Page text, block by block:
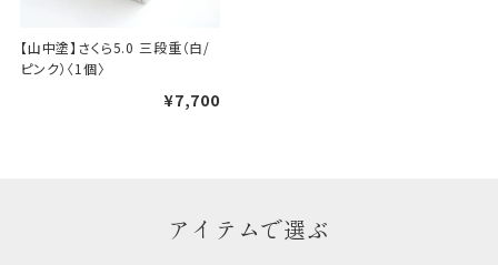
手提袋はお付けできません。
ギフト袋について
【山中塗】さくら5.0 三段重（白/
ピンク）〈1個〉
¥7,700
アイテムで選ぶ